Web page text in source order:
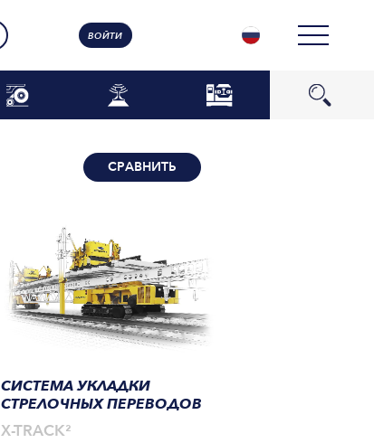
ВОЙТИ
СРАВНИТЬ
СИСТЕМА УКЛАДКИ
СТРЕЛОЧНЫХ ПЕРЕВОДОВ
X-TRACK²